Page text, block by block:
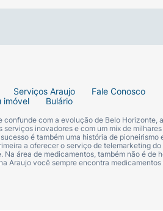
Serviços Araujo
Fale Conosco
imóvel Bulário
confunde com a evolução de Belo Horizonte, a
inovadores e com um mix de
é também uma história de pioneirismo
a oferecer o serviço de telemarketing do
área de medicamentos, também não é de
Araujo você sempre encontra medicamentos